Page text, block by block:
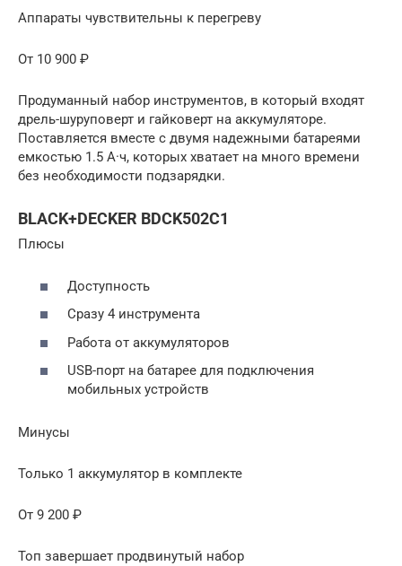
Аппараты чувствительны к перегреву
От 10 900 ₽
Продуманный набор инструментов, в который входят
дрель-шуруповерт и гайковерт на аккумуляторе.
Поставляется вместе с двумя надежными батареями
емкостью 1.5 А·ч, которых хватает на много времени
без необходимости подзарядки.
BLACK+DECKER BDCK502C1
Плюсы
Доступность
Сразу 4 инструмента
Работа от аккумуляторов
USB-порт на батарее для подключения
мобильных устройств
Минусы
Только 1 аккумулятор в комплекте
От 9 200 ₽
Топ завершает продвинутый набор